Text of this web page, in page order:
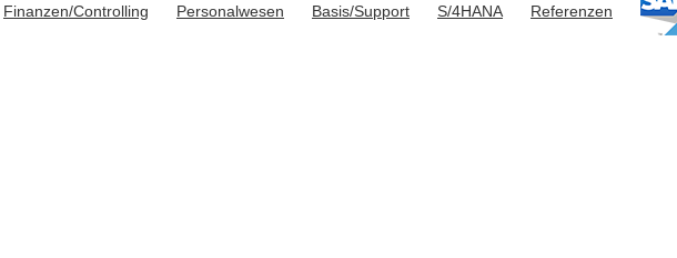
Finanzen/Controlling Personalwesen Basis/Support S/4HANA Referenzen